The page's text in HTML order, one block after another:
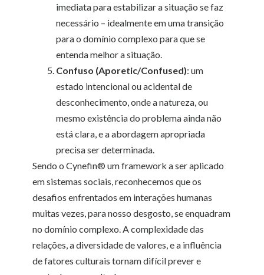
imediata para estabilizar a situação se faz
necessário – idealmente em uma transição
para o domínio complexo para que se
entenda melhor a situação.
Confuso (Aporetic/Confused): um
estado intencional ou acidental de
desconhecimento, onde a natureza, ou
mesmo existência do problema ainda não
está clara, e a abordagem apropriada
precisa ser determinada.
Sendo o Cynefin® um framework a ser aplicado
em sistemas sociais, reconhecemos que os
desafios enfrentados em interações humanas
muitas vezes, para nosso desgosto, se enquadram
no domínio complexo. A complexidade das
relações, a diversidade de valores, e a influência
de fatores culturais tornam difícil prever e